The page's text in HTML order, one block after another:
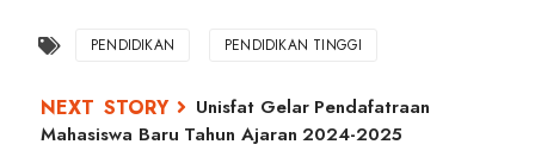
PENDIDIKAN PENDIDIKAN TINGGI
Unisfat Gelar Pendafatraan
Mahasiswa Baru Tahun Ajaran 2024-2025